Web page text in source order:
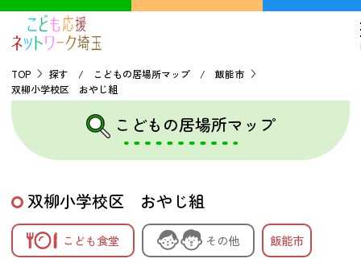
TOP
こどもの貧困について
探す
こどもの居場所マップ
TOP
探す / こどもの居場所マップ / 飯能市
双柳小学校区 おやじ組
こどもの居場所マップ
双柳小学校区 おやじ組
こども食堂 その他 飯能市